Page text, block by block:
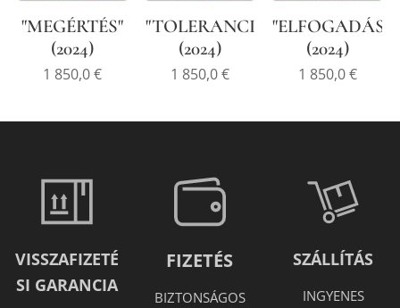
"MEGÉRTÉS"
(2024)
1 850,0€
"TOLERANCIA"
(2024)
1 850,0€
"ELFOGADÁS"
(2024)
1 850,0€
VISSZAFIZETÉ
SI GARANCIA
FIZETÉS
BIZTONSÁGOS
SZÁLLÍTÁS
INGYENES